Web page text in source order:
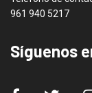
961 940 5217
Síguenos